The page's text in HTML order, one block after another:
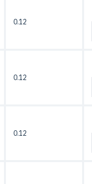
0.12
0.12
0.12